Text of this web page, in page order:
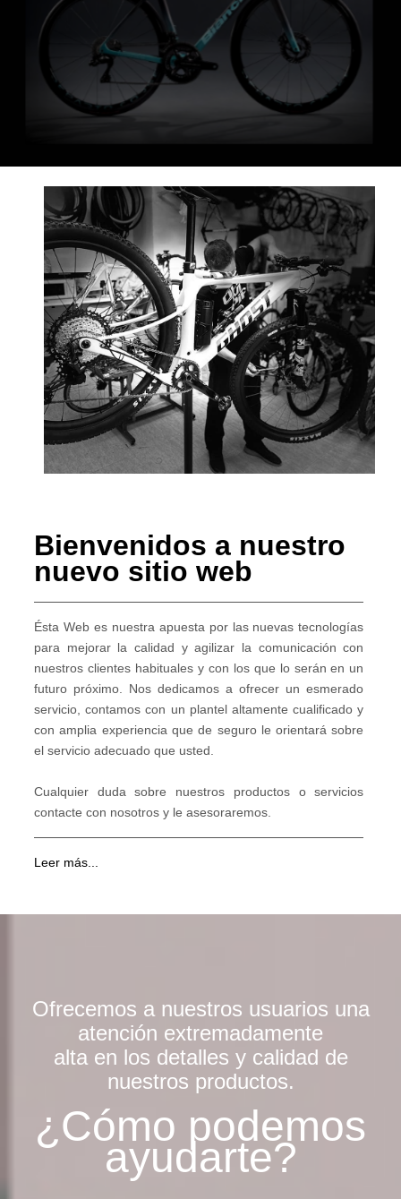
Bienvenidos a nuestro
nuevo sitio web
Ésta Web es nuestra apuesta por las nuevas tecnologías
para mejorar la calidad y agilizar la comunicación con
nuestros clientes habituales y con los que lo serán en un
futuro próximo. Nos dedicamos a ofrecer un esmerado
servicio, contamos con un plantel altamente cualificado y
con amplia experiencia que de seguro le orientará sobre
el servicio adecuado que usted.
Cualquier duda sobre nuestros productos o servicios
contacte con nosotros y le asesoraremos.
Leer más...
Ofrecemos a nuestros usuarios una
atención extremadamente
alta en los detalles y calidad de
nuestros productos.
¿Cómo podemos
ayudarte?